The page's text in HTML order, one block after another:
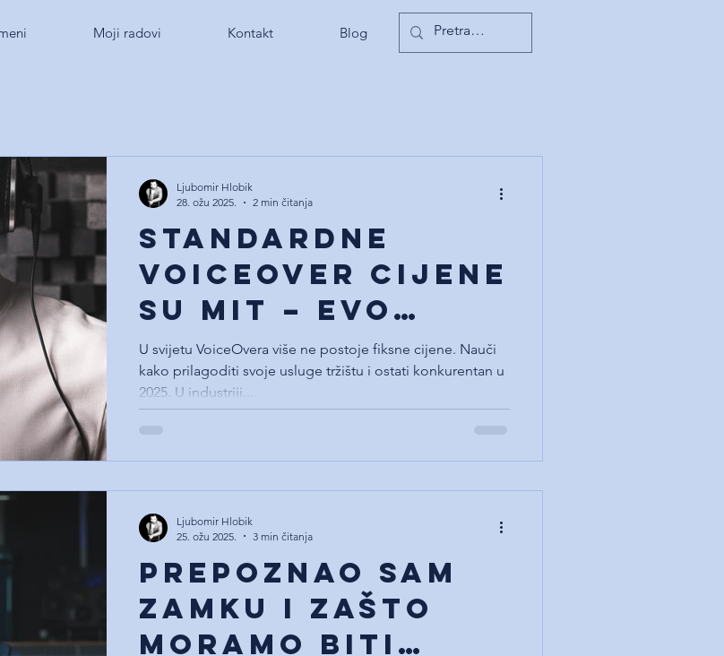
Moji radovi Kontakt Blog
Standardne
VoiceOver cijene
su mit – evo
zašto
U svijetu VoiceOvera više ne postoje fiksne cijene. Nauči
kako prilagoditi svoje usluge tržištu i ostati konkurentan u
2025. U industriji...
Ljubomir Hlobik
28. ožu 2025.
2 min čitanja
prepoznao sam
zamku i zašto
moramo biti
Ljubomir Hlobik
25. ožu 2025.
3 min čitanja